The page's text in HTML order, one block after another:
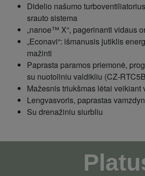
Didelio našumo
srauto sistema
„nanoe™ X“, pagerinanti vidaus
„Econavi“: išmanusis jutiklis
mažinti
Paprasta paramos priemonė,
su nuotoliniu valdikliu (CZ-
Mažesnis triukšmas lėtai veikiant
Lengvasvoris, paprastas
Su drenažiniu siurbliu